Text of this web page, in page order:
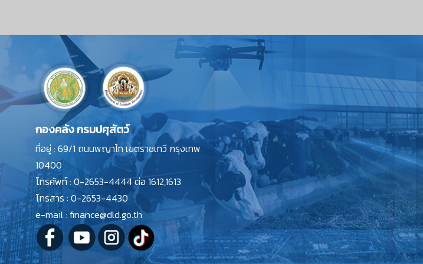
กองคลัง กรมปศุสัตว์
ที่อยู่ : 69/1 ถนนพญาไท เขตราชเทวี กรุงเทพ
10400
โทรศัพท์ : 0-2653-4444 ต่อ 1612,1613
โทรสาร : 0-2653-4430
e-mail : finance@dld.go.th